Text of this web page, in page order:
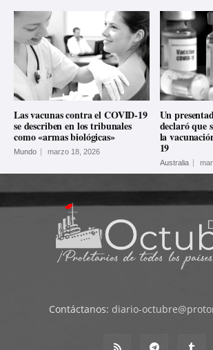
Las vacunas contra el COVID-19
se describen en los tribunales
como «armas biológicas»
Mundo marzo 18, 2026
Un
declaró que
la
19
Australia
Contáctanos: diario-